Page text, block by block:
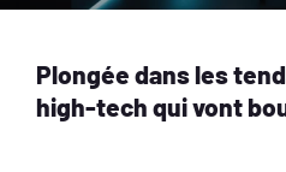
Plongée dans les
high-tech qui vont